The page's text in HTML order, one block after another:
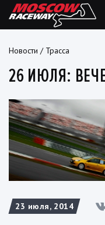
Новости / Трасса
26 ИЮЛЯ:
23 июля, 2014